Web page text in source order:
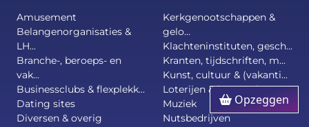
Opzeggen
Amusement
Belangenorganisaties &
LH...
Branche-, beroeps- en
vak...
Businessclubs & flexplekk...
Dating sites
Diversen & overig
Kerkgenootschappen &
gelo...
Klachteninstituten, gesch...
Kranten, tijdschriften, m...
Kunst, cultuur & (vakanti...
Loterijen & kansspelen
Muziek
Nutsbedrijven